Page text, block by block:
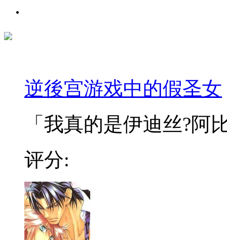
逆後宫游戏中的假圣女
「我真的是伊迪丝?阿
评分: